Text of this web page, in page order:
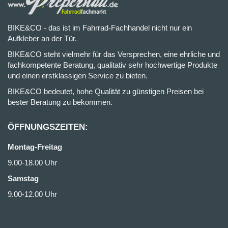
BIKE&CO - das ist im Fahrrad-Fachhandel nicht nur ein
Aufkleber an der Tür.
BIKE&CO steht vielmehr für das Versprechen, eine ehrliche und
fachkompetente Beratung, qualitativ sehr hochwertige Produkte
und einen erstklassigen Service zu bieten.
BIKE&CO bedeutet, hohe Qualität zu günstigen Preisen bei
bester Beratung zu bekommen.
ÖFFNUNGSZEITEN:
Montag-Freitag
9.00-18.00 Uhr
Samstag
9.00-12.00 Uhr